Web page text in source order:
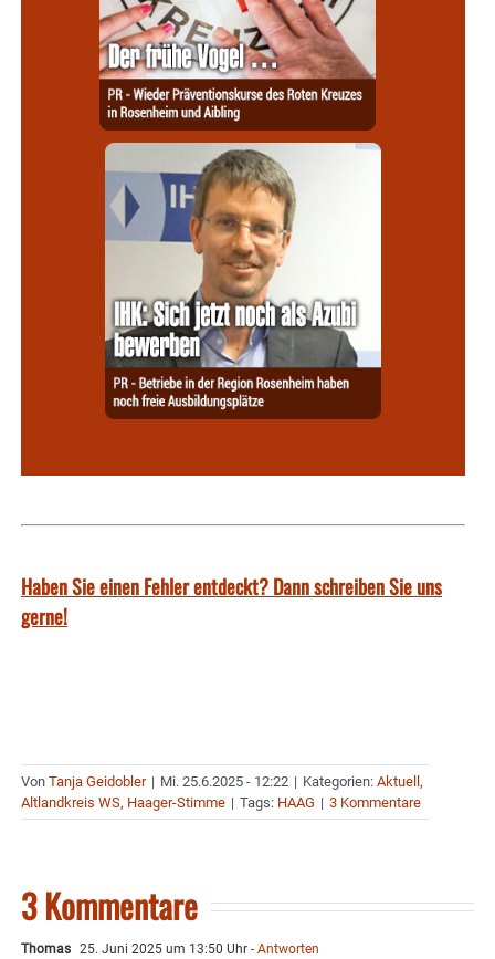
Haben Sie einen Fehler entdeckt? Dann schreiben Sie uns
gerne!
Von Tanja Geidobler | Mi. 25.6.2025 - 12:22 | Kategorien: Aktuell ,
Altlandkreis WS, Haager-Stimme | Tags: HAAG | 3 Kommentare
3 Kommentare
Thomas 25. Juni 2025 um 13:50 Uhr - Antworten